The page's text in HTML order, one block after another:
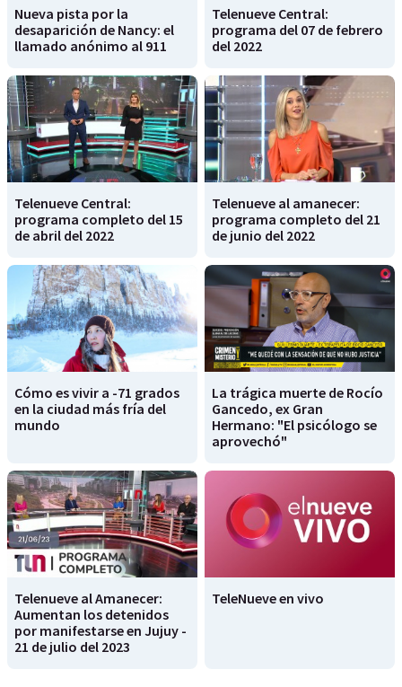
Nueva pista por la
desaparición de Nancy: el
llamado anónimo al 911
Telenueve Central:
programa del 07 de febrero
del 2022
Telenueve Central:
programa completo del 15
de abril del 2022
Telenueve al amanecer:
programa completo del 21
de junio del 2022
Cómo es vivir a -71 grados
en la ciudad más fría del
mundo
La trágica muerte de Rocío
Gancedo, ex Gran
Hermano: "El psicólogo se
aprovechó"
Telenueve al Amanecer:
Aumentan los detenidos
por manifestarse en Jujuy -
21 de julio del 2023
TeleNueve en vivo